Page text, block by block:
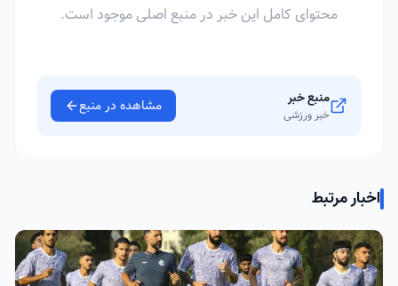
محتوای کامل این خبر در منبع اصلی موجود است.
منبع خبر
خبر ورزشی مشاهده در منبع
اخبار مرتبط